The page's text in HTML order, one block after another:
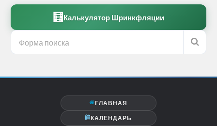
🧮 Калькулятор Шринкфляции
ГЛАВНАЯ
КАЛЕНДАРЬ